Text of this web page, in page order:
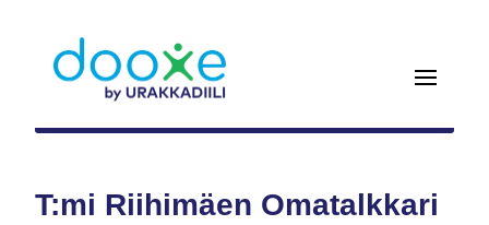
T:mi Riihimäen Omatalkkari